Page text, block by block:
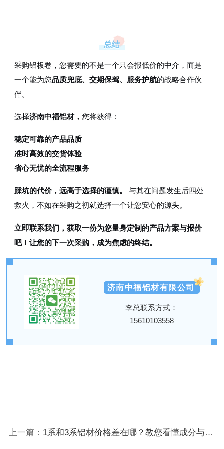
总结
采购铝板卷，您需要的不是一个只会报低价的中介，而是
一个能为您品质兜底、交期保驾、服务护航的战略合作伙
伴。
选择济南中福铝材，您将获得：
稳定可靠的产品品质
准时高效的交货体验
省心无忧的全流程服务
踩坑的代价，远高于选择的谨慎。
与其在问题发生后四处
救火，不如在采购之初就选择一个让您安心的源头。
立即联系我们，获取一份为您量身定制的产品方案与报价
吧！让您的下一次采购，成为焦虑的终结。
济南中福铝材有限公司
李总联系方式：
15610103558
上一篇： 1系和3系铝材价格差在哪？教您看懂成分与性能的成本密码